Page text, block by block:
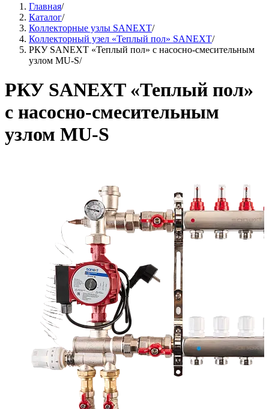
Главная/
Каталог/
Коллекторные узлы SANEXT/
Коллекторный узел «Теплый пол» SANEXT/
РКУ SANEXT «Теплый пол» с насосно-смесительным
узлом MU-S/
РКУ SANEXT «Теплый пол»
с насосно-смесительным
узлом MU-S